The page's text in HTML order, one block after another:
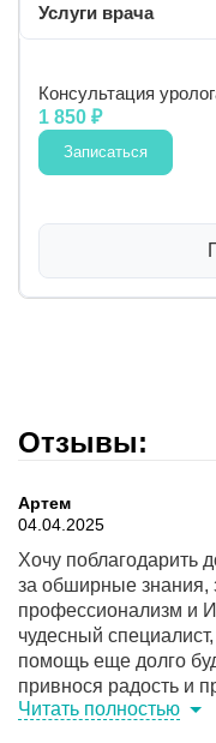
Услуги врача
Консультация
1 850 ₽
Записаться
Отзывы:
Артем
04.04.2025
Хочу поблагодарить
за обширные знания,
профессионализм
чудесный
помощь еще долго
привнося радость и
Читать полностью